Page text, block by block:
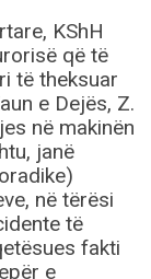
KShH
që të
të theksuar
e Dejës, Z.
në makinën
janë
në tërësi
të
fakti
e